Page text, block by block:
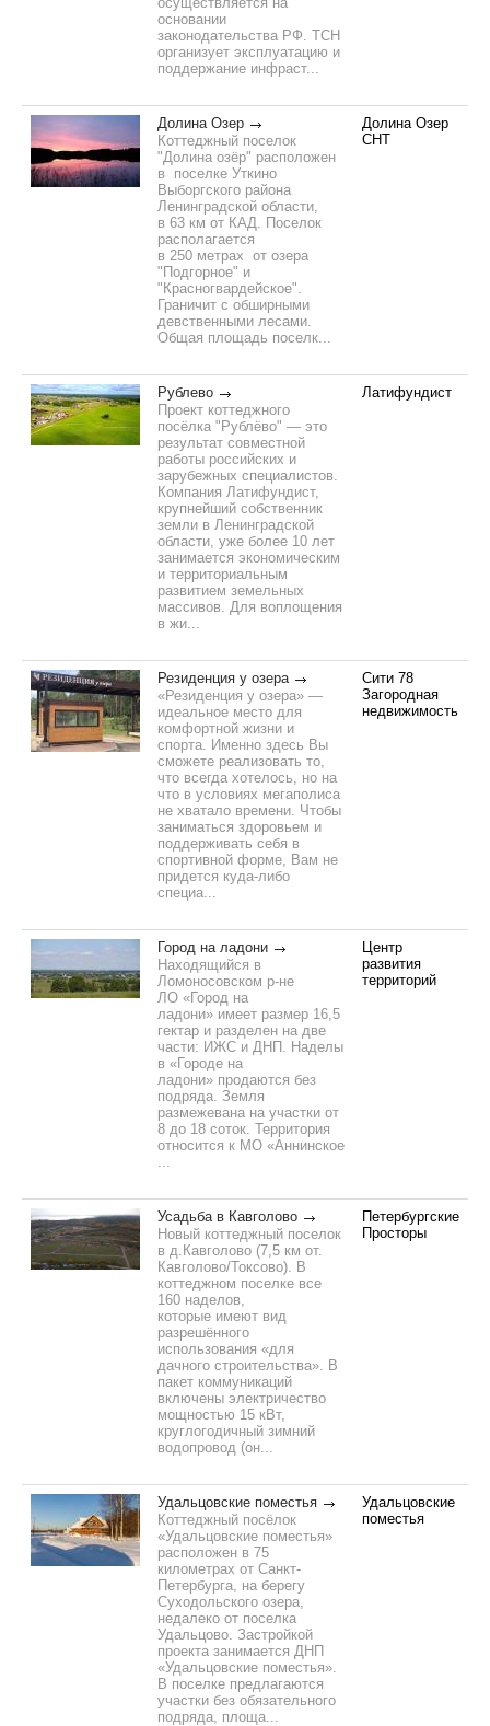
основании
законодательства РФ. ТСН
организует эксплуатацию и
поддержание инфраст...
Долина Озер
Коттеджный поселок
"Долина озёр" расположен
в поселке Уткино
Выборгского района
Ленинградской области,
в 63 км от КАД. Поселок
располагается
в 250 метрах от озера
"Подгорное" и
"Красногвардейское".
Граничит с обширными
девственными лесами.
Общая площадь поселк...
Долина Озер
СНТ
Рублево
Проект коттеджного
посёлка "Рублёво" — это
результат совместной
работы российских и
зарубежных специалистов.
Компания Латифундист,
крупнейший собственник
земли в Ленинградской
области, уже более 10 лет
занимается экономическим
и территориальным
развитием земельных
массивов. Для воплощения
в жи...
Латифундист
Резиденция у озера
«Резиденция у озера» —
идеальное место для
комфортной жизни и
спорта. Именно здесь Вы
сможете реализовать то,
что всегда хотелось, но на
что в условиях мегаполиса
не хватало времени. Чтобы
заниматься здоровьем и
поддерживать себя в
спортивной форме, Вам не
придется куда-либо
специа...
Сити 78
Загородная
недвижимость
Город на ладони
Находящийся в
Ломоносовском р-не
ЛО «Город на
ладони» имеет размер 16,5
гектар и разделен на две
части: ИЖС и ДНП. Наделы
в «Городе на
ладони» продаются без
подряда. Земля
размежевана на участки от
8 до 18 соток. Территория
относится к МО «Аннинское
...
Центр
развития
территорий
Усадьба в Кавголово
Новый коттеджный поселок
в д.Кавголово (7,5 км от.
Кавголово/Токсово). В
коттеджном поселке все
160 наделов,
которые имеют вид
разрешённого
использования «для
дачного строительства». В
пакет коммуникаций
включены электричество
мощностью 15 кВт,
круглогодичный зимний
водопровод (он...
Петербургские
Просторы
Удальцовские поместья
Коттеджный посёлок
«Удальцовские поместья»
расположен в 75
километрах от Санкт-
Петербурга, на берегу
Суходольского озера,
недалеко от поселка
Удальцово. Застройкой
проекта занимается ДНП
«Удальцовские поместья».
В поселке предлагаются
участки без обязательного
подряда, площа...
Удальцовские
поместья